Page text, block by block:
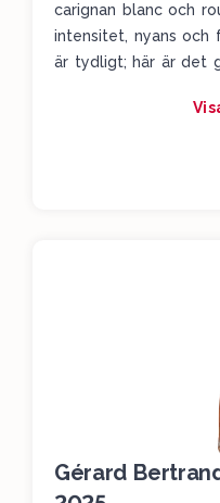
carignan blanc och
intensitet, nyans och
är tydligt; här är det
är krämigt fylligt,
Gérard